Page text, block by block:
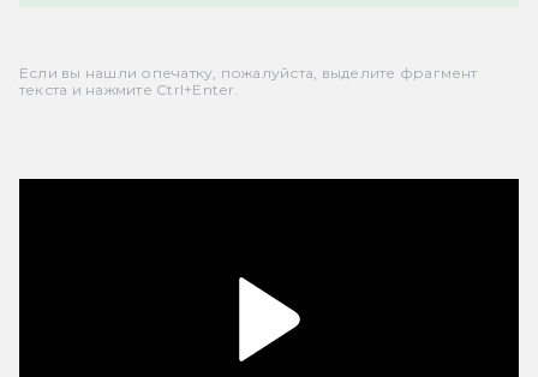
Если вы нашли опечатку, пожалуйста, выделите фрагмент
текста и нажмите Ctrl+Enter.